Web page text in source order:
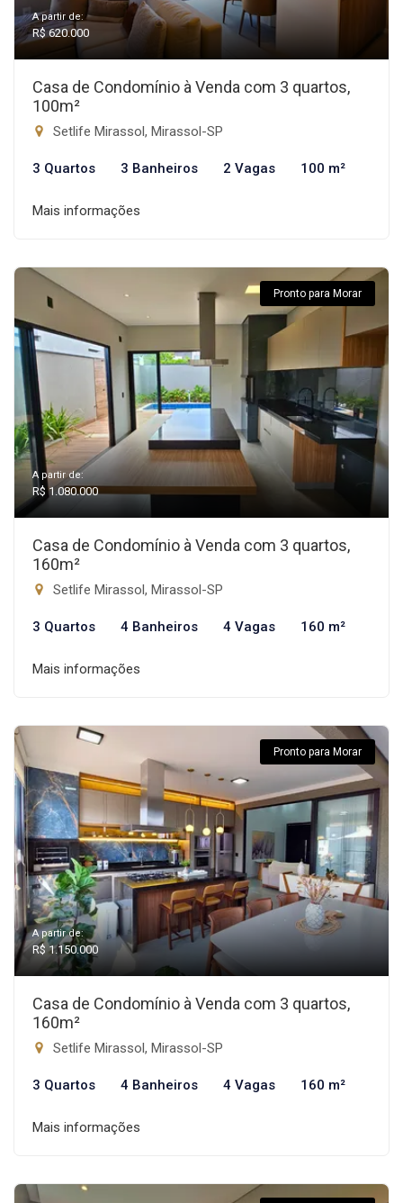
A partir de:
R$ 620.000
Casa de Condomínio à Venda com 3 quartos,
100m²
Setlife Mirassol, Mirassol-SP
3 Quartos 3 Banheiros 2 Vagas 100 m²
Mais informações
Pronto para Morar
A partir de:
R$ 1.080.000
Casa de Condomínio à Venda com 3 quartos,
160m²
Setlife Mirassol, Mirassol-SP
3 Quartos 4 Banheiros 4 Vagas 160 m²
Mais informações
Pronto para Morar
A partir de:
R$ 1.150.000
Casa de Condomínio à Venda com 3 quartos,
160m²
Setlife Mirassol, Mirassol-SP
3 Quartos 4 Banheiros 4 Vagas 160 m²
Mais informações